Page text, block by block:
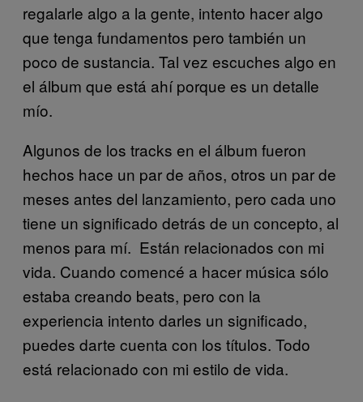
regalarle algo a la gente, intento hacer algo
que tenga fundamentos pero también un
poco de sustancia. Tal vez escuches algo en
el álbum que está ahí porque es un detalle
mío.
Algunos de los tracks en el álbum fueron
hechos hace un par de años, otros un par de
meses antes del lanzamiento, pero cada uno
tiene un significado detrás de un concepto, al
menos para mí. Están relacionados con mi
vida. Cuando comencé a hacer música sólo
estaba creando beats, pero con la
experiencia intento darles un significado,
puedes darte cuenta con los títulos. Todo
está relacionado con mi estilo de vida.